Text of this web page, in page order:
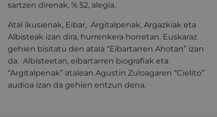
sartzen direnak, % 52, alegia.
Atal ikusienak, Eibar, Argitalpenak, Argazkiak eta
Albisteak izan dira, hurrenkera horretan. Euskaraz
gehien bisitatu den atala “Eibartarren Ahotan” izan
da. Albisteetan, eibartarren biografiak eta
“Argitalpenak” atalean Agustin Zuloagaren “Cielito”
audioa izan da gehien entzun dena.